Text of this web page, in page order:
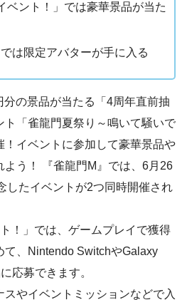
ベント！」では豪華景品が当た
では限定アバターが手に入る
分の景品が当たる「4周年直前抽
ト「雀龍門夏祭り～鳴いて騒いで
！イベントに参加して豪華景品や
よう！ 『雀龍門M』では、6月26
したイベントが2つ同時開催され
！」では、ゲームプレイで獲得
て、Nintendo SwitchやGalaxy
応募できます。
やイベントミッションなどで入